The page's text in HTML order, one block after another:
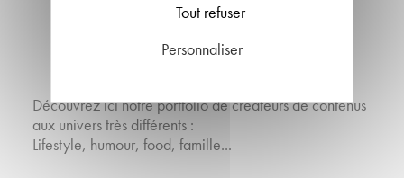
Notre team
Découvrez ici notre portfolio de créateurs de contenus
aux univers très différents :
Lifestyle, humour, food, famille...
Tout refuser
Personnaliser